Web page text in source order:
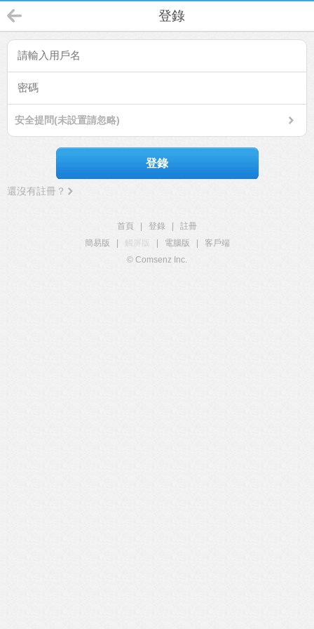
登錄
安全提問(未設置請忽略)
登錄
還沒有註冊？
首頁 登錄
註冊
簡易版
觸屏版 電腦版
客戶端
© Comsenz Inc.